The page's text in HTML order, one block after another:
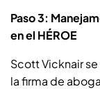
Paso 3:
en el HÉROE
Scott Vicknair
la firma de